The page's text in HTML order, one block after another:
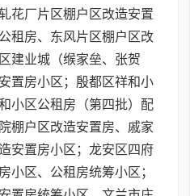
花厂片区棚户区改造安置
租房、东风片区棚户区改
建业城（缑家垒、张贺
置房小区；殷都区祥和小
小区公租房（第四批）配
棚户区改造安置房、戚家
安置房小区；龙安区四府
小区、公租房统筹小区；